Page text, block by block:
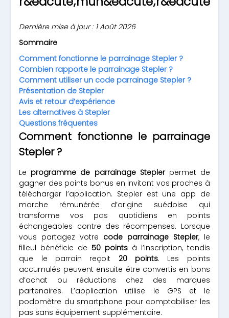
Dernière mise à jour : 1 Août 2026
Sommaire
Comment fonctionne le parrainage Stepler ?
Combien rapporte le parrainage Stepler ?
Comment utiliser un code parrainage Stepler ?
Présentation de Stepler
Avis et retour d’expérience
Les alternatives à Stepler
Questions fréquentes
Comment fonctionne le parrainage
Stepler ?
Le programme de parrainage Steplerpermet de
gagner des points bonus en invitant vos proches à
télécharger l’application. Stepler est une app de
marche rémunérée d’origine suédoise qui
transforme vos pas quotidiens en points
échangeables contre des récompenses. Lorsque
vous partagez votre code parrainage Stepler, le
filleul bénéficie de 50 pointsà l’inscription, tandis
que le parrain reçoit 20 points. Les points
accumulés peuvent ensuite être convertis en bons
d’achat ou réductions chez des marques
partenaires. L’application utilise le GPS et le
podomètre du smartphone pour comptabiliser les
pas sans équipement supplémentaire.